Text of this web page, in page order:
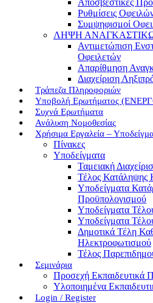
Αποσβεστικές
Ρυθμίσεις
Συμψηφισμοί
ΛΗΨΗ
Αντιμετώπιση
Οφειλετών
Απαρίθμηση
Διαχείριση
Τράπεζα Πληροφοριών
Υποβολή Ερωτήματος
Συχνά Ερωτήματα
Ανάλυση Νομοθεσίας
Χρήσιμα Εργαλεία –
Πίνακες
Υποδείγματα
Ταμειακή
Τέλος
Υποδείγματα
Προϋπολογισμού
Υποδείγματα
Υποδείγματα
Δημοτικά Τέλη
Ηλεκτροφωτισμού
Τέλος
Σεμινάρια
Προσεχή Εκπαιδευτικά
Υλοποιημένα
Login / Register